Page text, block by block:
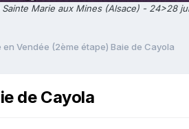
Marie aux Mines (Alsace) - 24>28
Vendée (2ème étape) Baie de Cayola
de Cayola